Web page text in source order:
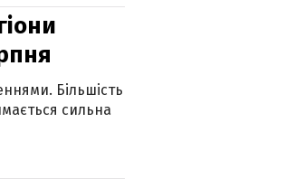
Більшість
сильна